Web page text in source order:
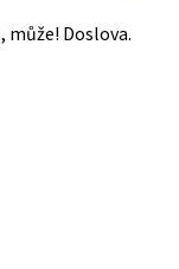
může! Doslova.